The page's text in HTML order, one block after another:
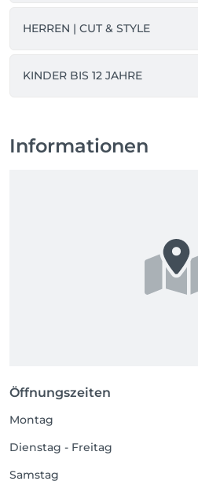
HERREN | CUT & STYLE
KINDER BIS 12 JAHRE
Informationen
Öffnungszeiten
Montag
Dienstag - Freitag
Samstag